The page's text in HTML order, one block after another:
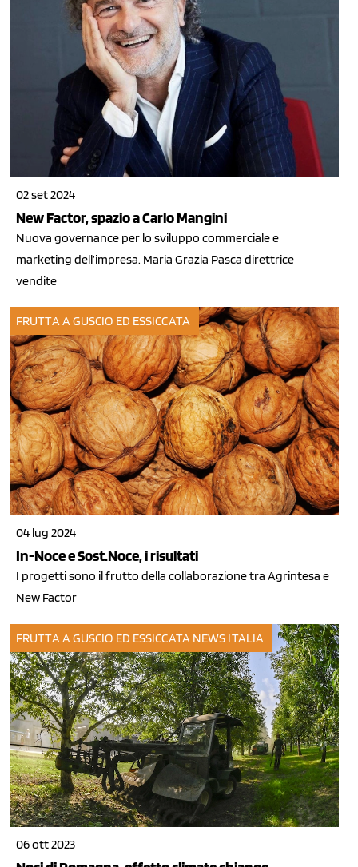
02 set 2024
New Factor, spazio a Carlo Mangini
Nuova governance per lo sviluppo commerciale e
marketing dell’impresa. Maria Grazia Pasca direttrice
vendite
FRUTTA A GUSCIO ED ESSICCATA
04 lug 2024
In-Noce e Sost.Noce, i risultati
I progetti sono il frutto della collaborazione tra Agrintesa e
New Factor
FRUTTA A GUSCIO ED ESSICCATA NEWS ITALIA
06 ott 2023